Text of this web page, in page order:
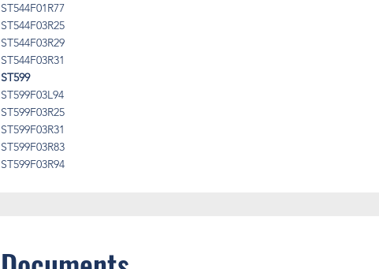
ST544F01R77
ST544F03R25
ST544F03R29
ST544F03R31
ST599
ST599F03L94
ST599F03R25
ST599F03R31
ST599F03R83
ST599F03R94